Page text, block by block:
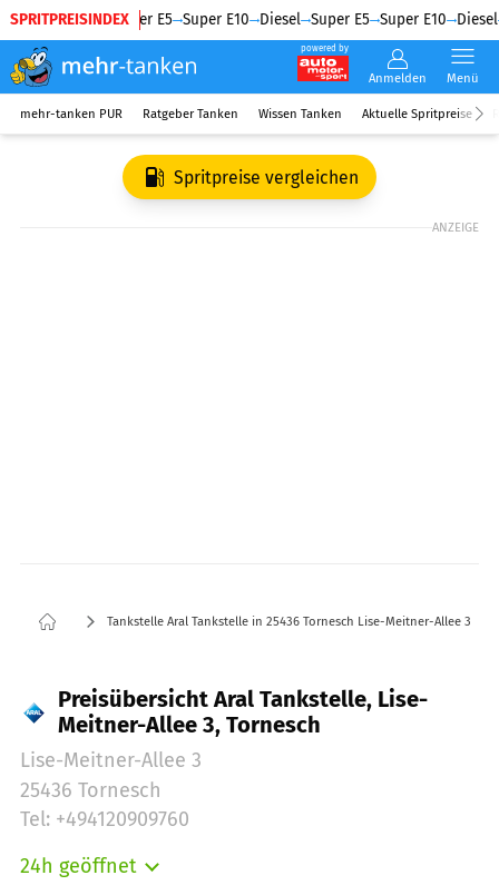
SPRITPREISINDEX
Diesel Super E5 Super E10 Diesel Super E5 Super E10 Diesel
powered by
Anmelden Menü
mehr-tanken PUR Ratgeber Tanken Wissen Tanken Aktuelle Spritpreise
Spritpreise vergleichen
ANZEIGE
Tankstelle Aral Tankstelle in 25436 Tornesch Lise-Meitner-Allee 3
Preisübersicht Aral Tankstelle, Lise-
Meitner-Allee 3, Tornesch
Lise-Meitner-Allee 3
25436 Tornesch
Tel: +494120909760
24h geöffnet